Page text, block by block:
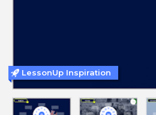
LessonUp Inspiration